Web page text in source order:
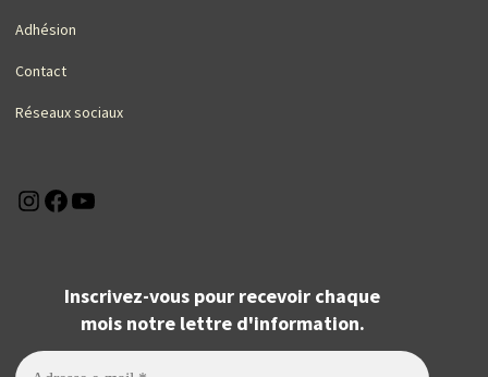
Adhésion
Contact
Réseaux sociaux
Instagram
Facebook
Inscrivez-vous pour recevoir chaque
mois notre lettre d'information.